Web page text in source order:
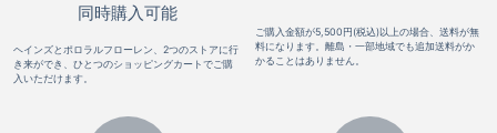
同時購入可能
ヘインズとポロラルフローレン、2つのストアに行
き来ができ、ひとつのショッピングカートでご購
入いただけます。
ご購入金額が5,500円(税込)以上の場合、送料が無
料になります。離島・一部地域でも追加送料がか
かることはありません。